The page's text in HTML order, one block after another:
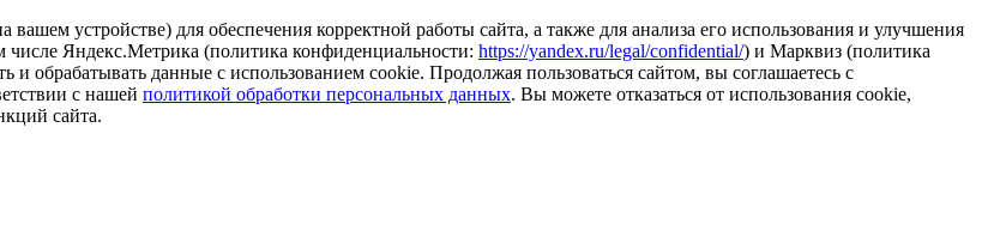
устройстве) для обеспечения корректной работы сайта, а также для анализа его использования и улучшения
числе Яндекс.Метрика (политика конфиденциальности: https://yandex.ru/legal/confidential/) и Марквиз (политика
и обрабатывать данные с использованием cookie. Продолжая пользоваться сайтом, вы соглашаетесь с
с нашей политикой обработки персональных данных. Вы можете отказаться от использования cookie,
сайта.